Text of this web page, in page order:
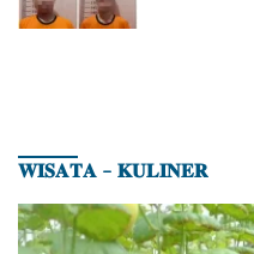
𝐖𝐈𝐒𝐀𝐓𝐀 – 𝐊𝐔𝐋𝐈𝐍𝐄𝐑